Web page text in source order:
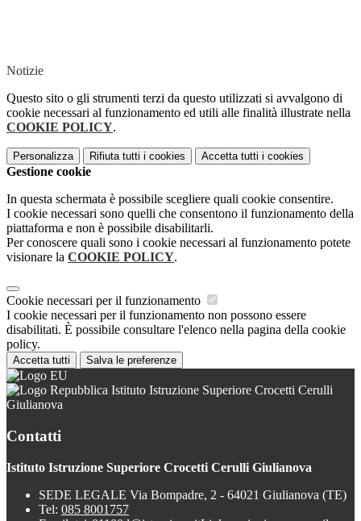
Notizie
Questo sito o gli strumenti terzi da questo utilizzati si avvalgono di
cookie necessari al funzionamento ed utili alle finalità illustrate nella
COOKIE POLICY.
Personalizza Rifiuta tutti i cookies Accetta tutti i cookies
Gestione cookie
In questa schermata è possibile scegliere quali cookie consentire.
I cookie necessari sono quelli che consentono il funzionamento della
piattaforma e non è possibile disabilitarli.
Per conoscere quali sono i cookie necessari al funzionamento potete
visionare la COOKIE POLICY.
Cookie necessari per il funzionamento
I cookie necessari per il funzionamento non possono essere
disabilitati. È possibile consultare l'elenco nella pagina della cookie
policy.
Accetta tutti Salva le preferenze
Istituto Istruzione Superiore Crocetti Cerulli
Giulianova
Contatti
Istituto Istruzione Superiore Crocetti Cerulli Giulianova
SEDE LEGALE Via Bompadre, 2 - 64021 Giulianova (TE)
Tel: 085 8001757